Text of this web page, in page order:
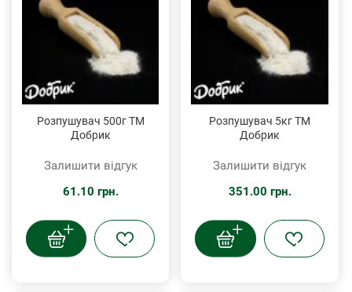
Розпушувач 500г ТМ
Добрик
Залишити відгук
61.10 грн.
Розпушувач 5кг ТМ
Добрик
Залишити відгук
351.00 грн.